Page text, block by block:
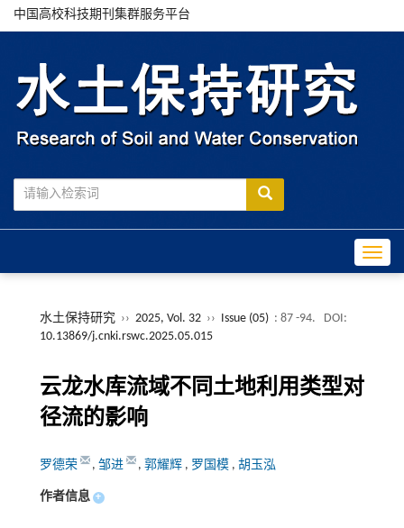
中国高校科技期刊集群服务平台
水土保持研究 ›› 2025, Vol. 32 ›› Issue (05) : 87 -94.
DOI:
10.13869/j.cnki.rswc.2025.05.015
云龙水库流域不同土地利用类型对
径流的影响
罗德荣 , 邹进 , 郭耀辉 , 罗国模 , 胡玉泓
作者信息 +